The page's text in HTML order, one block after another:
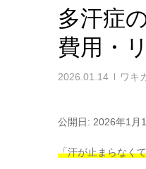
多汗症
費用・
2026.01.14 ワキ
公開日: 2026年1月
「汗が止まらなく